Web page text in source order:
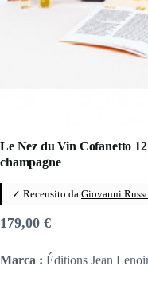
Le Nez du Vin Cofanetto
champagne
✓ Recensito da Giovanni
179,00 €
Marca : Éditions Jean